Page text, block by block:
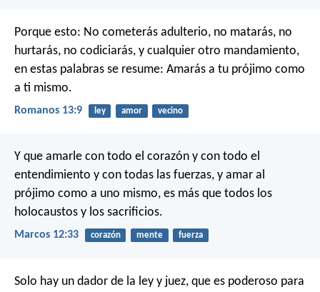
Porque esto: No cometerás adulterio, no matarás, no
hurtarás, no codiciarás, y cualquier otro mandamiento,
en estas palabras se resume: Amarás a tu prójimo como
a ti mismo.
Romanos 13:9 ley amor vecino
Y que amarle con todo el corazón y con todo el
entendimiento y con todas las fuerzas, y amar al
prójimo como a uno mismo, es más que todos los
holocaustos y los sacrificios.
Marcos 12:33 corazón mente fuerza
Solo hay un dador de la ley y juez, que es poderoso para